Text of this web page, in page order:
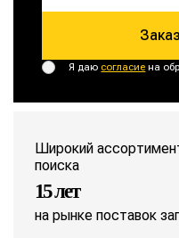
Я даю согласие на
Широкий
поиска
15 лет
на рынке поставок